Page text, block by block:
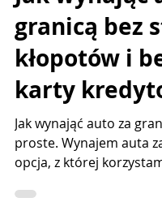
Jak wynająć
granicą bez
kłopotów i
karty
Jak wynająć auto za
proste. Wynajem auta
od ponad 20 lat, odkąd